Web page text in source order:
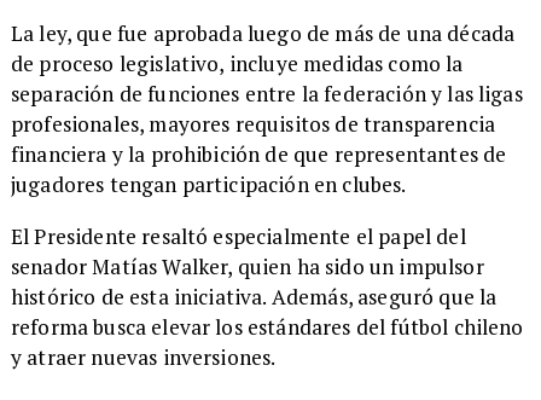
La ley, que fue aprobada luego de más de una década
de proceso legislativo, incluye medidas como la
separación de funciones entre la federación y las ligas
profesionales, mayores requisitos de transparencia
financiera y la prohibición de que representantes de
jugadores tengan participación en clubes.
El Presidente resaltó especialmente el papel del
senador Matías Walker, quien ha sido un impulsor
histórico de esta iniciativa. Además, aseguró que la
reforma busca elevar los estándares del fútbol chileno
y atraer nuevas inversiones.